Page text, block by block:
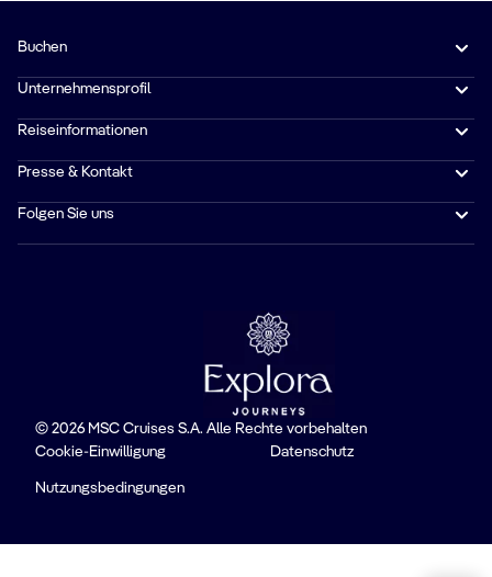
Buchen
Unternehmensprofil
Reiseinformationen
Presse & Kontakt
Folgen Sie uns
© 2026 MSC Cruises S.A. Alle Rechte vorbehalten
Cookie-Einwilligung
Datenschutz
Nutzungsbedingungen